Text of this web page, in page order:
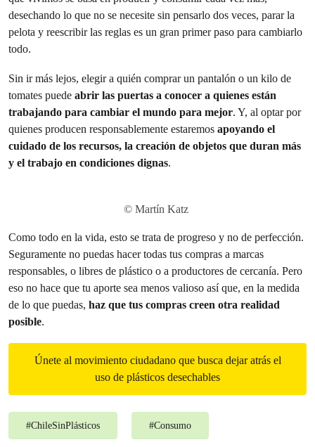
desechando lo que no se necesite sin pensarlo dos veces, parar la
pelota y reescribir las reglas es un gran primer paso para cambiarlo
todo.
Sin ir más lejos, elegir a quién comprar un pantalón o un kilo de
tomates puede abrir las puertas a conocer a quienes están
trabajando para cambiar el mundo para mejor. Y, al optar por
quienes producen responsablemente estaremos apoyando el
cuidado de los recursos, la creación de objetos que duran más
y el trabajo en condiciones dignas.
© Martín Katz
Como todo en la vida, esto se trata de progreso y no de perfección.
Seguramente no puedas hacer todas tus compras a marcas
responsables, o libres de plástico o a productores de cercanía. Pero
eso no hace que tu aporte sea menos valioso así que, en la medida
de lo que puedas, haz que tus compras creen otra realidad
posible.
Únete al movimiento ciudadano que busca dejar atrás el
uso de plásticos desechables
#ChileSinPlásticos #Consumo